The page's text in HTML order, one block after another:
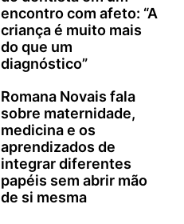
encontro com afeto: “A
criança é muito mais
do que um
diagnóstico”
Romana Novais fala
sobre maternidade,
medicina e os
aprendizados de
integrar diferentes
papéis sem abrir mão
de si mesma